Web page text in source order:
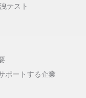
テスト
ポートする企業